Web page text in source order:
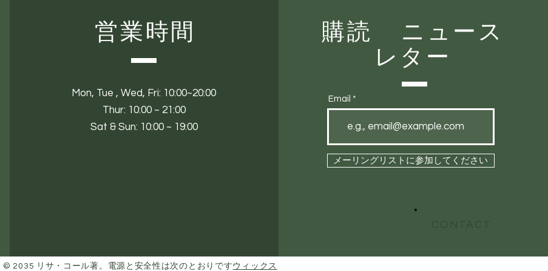
営業時間
Mon, Tue ,Wed, Fri: 10:00~20:00
Thur: 10:00 ~ 21:00
Sat & Sun: 10:00 ~ 19:00
購読 ニュース
レター
Email
メーリングリストに参加してください
© 2035 リサ・コール著。電源と安全性は次のとおりですウィックス